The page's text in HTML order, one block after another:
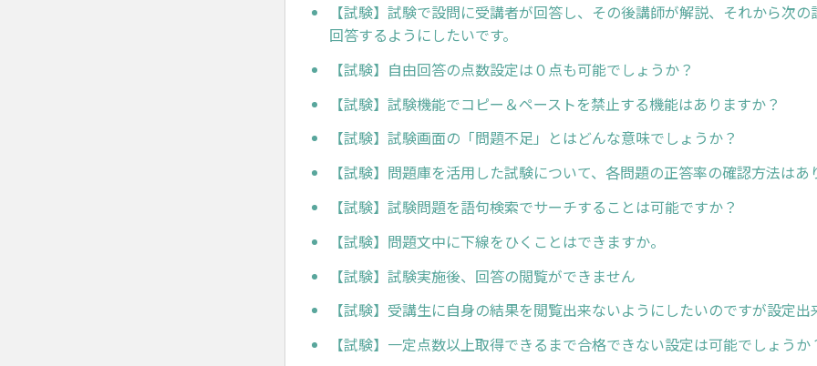
【試験】試験で設問に受講者が回答し、その後講師が解説、それから次
回答するようにしたいです。
【試験】自由回答の点数設定は０点も可能でしょうか？
【試験】試験機能でコピー＆ペーストを禁止する機能はありますか？
【試験】試験画面の「問題不足」とはどんな意味でしょうか？
【試験】問題庫を活用した試験について、各問題の正答率の確認方法はあ
【試験】試験問題を語句検索でサーチすることは可能ですか？
【試験】問題文中に下線をひくことはできますか。
【試験】試験実施後、回答の閲覧ができません
【試験】受講生に自身の結果を閲覧出来ないようにしたいのですが設定
【試験】一定点数以上取得できるまで合格できない設定は可能でしょうか